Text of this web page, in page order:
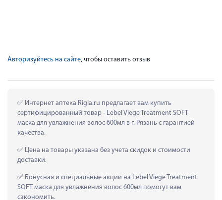
Авторизуйтесь на сайте, чтобы оставить отзыв
Интернет аптека Rigla.ru предлагает вам купить
сертифицированный товар - Lebel Viege Treatment SOFT
маска для увлажнения волос 600мл в г. Рязань с гарантией
качества.
Цена на товары указана без учета скидок и стоимости
доставки.
Бонусная и специальные акции на Lebel Viege Treatment
SOFT маска для увлажнения волос 600мл помогут вам
сэкономить.